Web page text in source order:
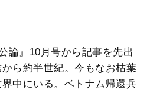
論』10月号から記事を先出
ら約半世紀。今もなお枯葉
中にいる。ベトナム帰還兵